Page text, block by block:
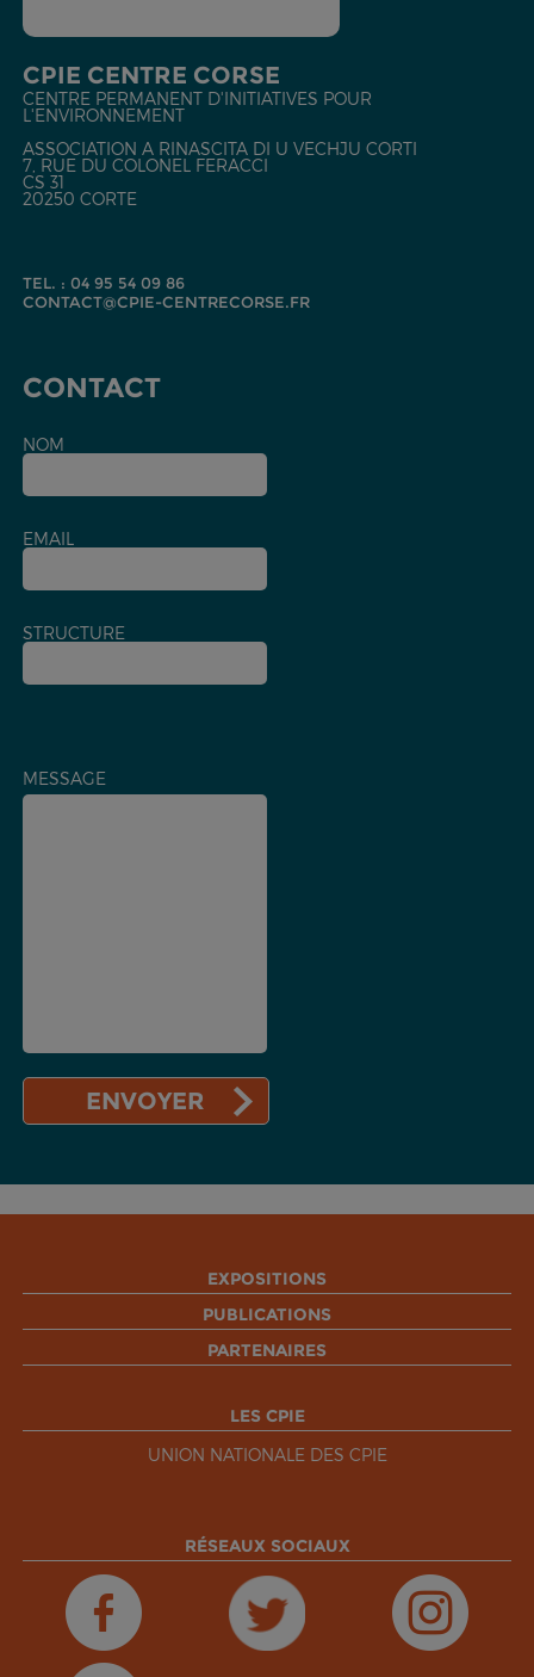
CPIE CENTRE CORSE
CENTRE PERMANENT D'INITIATIVES POUR
L'ENVIRONNEMENT
ASSOCIATION A RINASCITA DI U VECHJU CORTI
7, RUE DU COLONEL FERACCI
CS 31
20250 CORTE
TEL. : 04 95 54 09 86
CONTACT@CPIE-CENTRECORSE.FR
CONTACT
NOM
EMAIL
STRUCTURE
MESSAGE
EXPOSITIONS
PUBLICATIONS
PARTENAIRES
LES CPIE
UNION NATIONALE DES CPIE
RÉSEAUX SOCIAUX